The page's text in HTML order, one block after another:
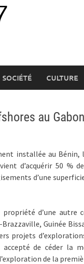
SOCIÉTÉ CULTURE
au Gabon
installée au
d’acquérir 50 %
d’une
d’une autre
Guinée
projets
de céder la
de la